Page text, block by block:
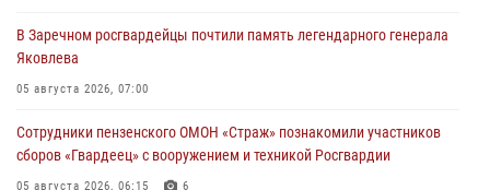
В Заречном росгвардейцы почтили память легендарного генерала
Яковлева
05 августа 2026, 07:00
Сотрудники пензенского ОМОН «Страж» познакомили участников
сборов «Гвардеец» с вооружением и техникой Росгвардии
05 августа 2026, 06:15 6